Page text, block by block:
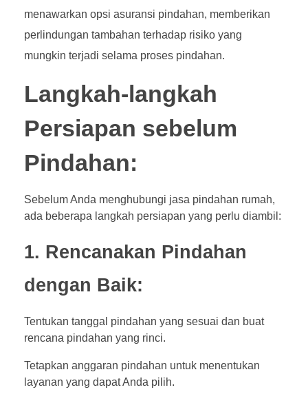
menawarkan opsi asuransi pindahan, memberikan
perlindungan tambahan terhadap risiko yang
mungkin terjadi selama proses pindahan.
Langkah-langkah
Persiapan sebelum
Pindahan:
Sebelum Anda menghubungi jasa pindahan rumah,
ada beberapa langkah persiapan yang perlu diambil:
1. Rencanakan Pindahan
dengan Baik:
Tentukan tanggal pindahan yang sesuai dan buat
rencana pindahan yang rinci.
Tetapkan anggaran pindahan untuk menentukan
layanan yang dapat Anda pilih.